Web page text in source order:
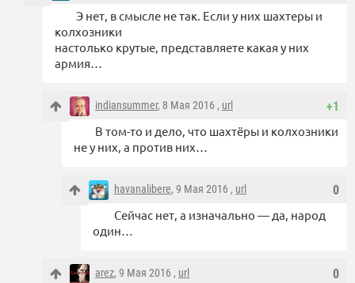
Э нет, в смысле не так. Если у них шахтеры и
колхозники
настолько крутые, представляете какая у них
армия…
+1
indiansummer, 8 Мая 2016 , url
В том-то и дело, что шахтёры и колхозники
не у них, а против них…
0
havanalibere, 9 Мая 2016 , url
Сейчас нет, а изначально — да, народ
один…
0
arez, 9 Мая 2016 , url